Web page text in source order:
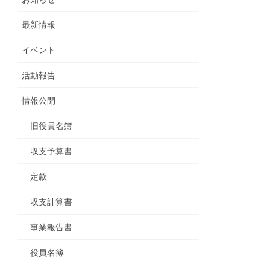
最新情報
イベント
活動報告
情報公開
旧役員名簿
収支予算書
定款
収支計算書
事業報告書
役員名簿